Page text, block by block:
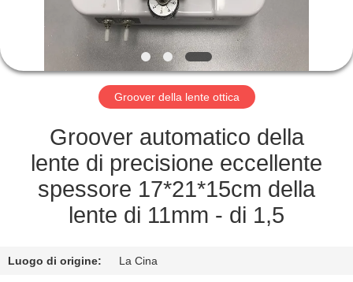
FABBRICA
CONTROLLO
DI
CONTATTICI
RICHIEDA
CITAZIONE
Groover della lente ottica
Groover automatico della
lente di precisione eccellente
spessore 17*21*15cm della
lente di 11mm - di 1,5
Luogo di origine: La Cina